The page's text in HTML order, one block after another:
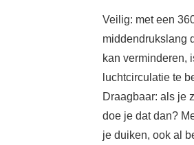
Veilig: met een
middendrukslang
kan verminderen,
luchtcirculatie te
Draagbaar: als je
doe je dat dan?
je duiken, ook al